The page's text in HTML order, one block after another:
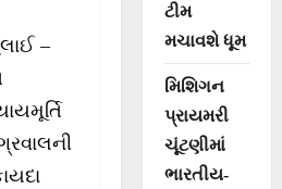
–
ટીમ
મચાવશે ધૂમ
મિશિગન
પ્રાયમરી
ચૂંટણીમાં
ભારતીય-